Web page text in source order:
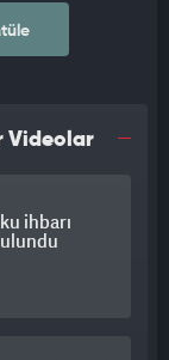
Videolar
ihbarı